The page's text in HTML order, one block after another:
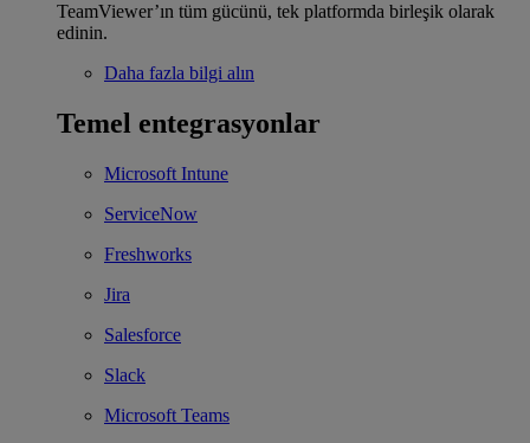
TeamViewer’ın tüm gücünü, tek platformda birleşik olarak
edinin.
Daha fazla bilgi alın
Temel entegrasyonlar
Microsoft Intune
ServiceNow
Freshworks
Jira
Salesforce
Slack
Microsoft Teams